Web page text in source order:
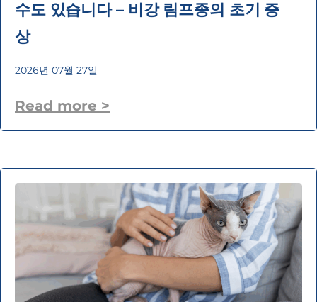
수도 있습니다 – 비강 림프종의 초기 증
상
2026년 07월 27일
Read more >